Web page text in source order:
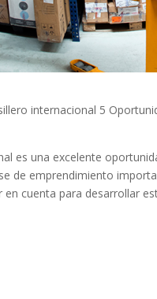
internacional 5
es una excelente
de emprendimiento
cuenta para desarrollar